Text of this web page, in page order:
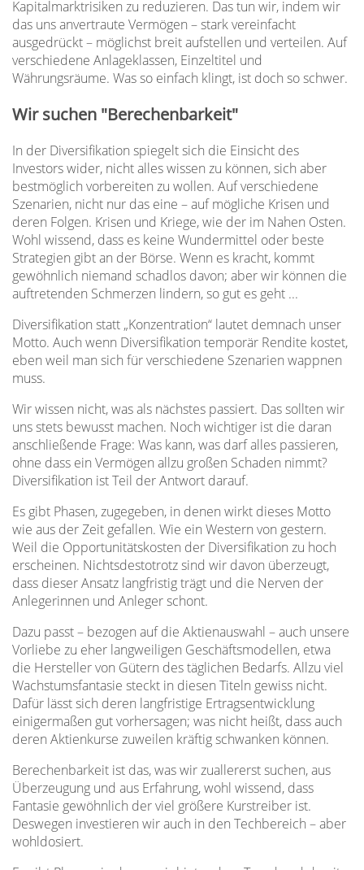
Kapitalmarktrisiken zu reduzieren. Das tun wir, indem wir
das uns anvertraute Vermögen – stark vereinfacht
ausgedrückt – möglichst breit aufstellen und verteilen. Auf
verschiedene Anlageklassen, Einzeltitel und
Währungsräume. Was so einfach klingt, ist doch so schwer.
Wir suchen "Berechenbarkeit"
In der Diversifikation spiegelt sich die Einsicht des
Investors wider, nicht alles wissen zu können, sich aber
bestmöglich vorbereiten zu wollen. Auf verschiedene
Szenarien, nicht nur das eine – auf mögliche Krisen und
deren Folgen. Krisen und Kriege, wie der im Nahen Osten.
Wohl wissend, dass es keine Wundermittel oder beste
Strategien gibt an der Börse. Wenn es kracht, kommt
gewöhnlich niemand schadlos davon; aber wir können die
auftretenden Schmerzen lindern, so gut es geht ...
Diversifikation statt „Konzentration“ lautet demnach unser
Motto. Auch wenn Diversifikation temporär Rendite kostet,
eben weil man sich für verschiedene Szenarien wappnen
muss.
Wir wissen nicht, was als nächstes passiert. Das sollten wir
uns stets bewusst machen. Noch wichtiger ist die daran
anschließende Frage: Was kann, was darf alles passieren,
ohne dass ein Vermögen allzu großen Schaden nimmt?
Diversifikation ist Teil der Antwort darauf.
Es gibt Phasen, zugegeben, in denen wirkt dieses Motto
wie aus der Zeit gefallen. Wie ein Western von gestern.
Weil die Opportunitätskosten der Diversifikation zu hoch
erscheinen. Nichtsdestotrotz sind wir davon überzeugt,
dass dieser Ansatz langfristig trägt und die Nerven der
Anlegerinnen und Anleger schont.
Dazu passt – bezogen auf die Aktienauswahl – auch unsere
Vorliebe zu eher langweiligen Geschäftsmodellen, etwa
die Hersteller von Gütern des täglichen Bedarfs. Allzu viel
Wachstumsfantasie steckt in diesen Titeln gewiss nicht.
Dafür lässt sich deren langfristige Ertragsentwicklung
einigermaßen gut vorhersagen; was nicht heißt, dass auch
deren Aktienkurse zuweilen kräftig schwanken können.
Berechenbarkeit ist das, was wir zuallererst suchen, aus
Überzeugung und aus Erfahrung, wohl wissend, dass
Fantasie gewöhnlich der viel größere Kurstreiber ist.
Deswegen investieren wir auch in den Techbereich – aber
wohldosiert.